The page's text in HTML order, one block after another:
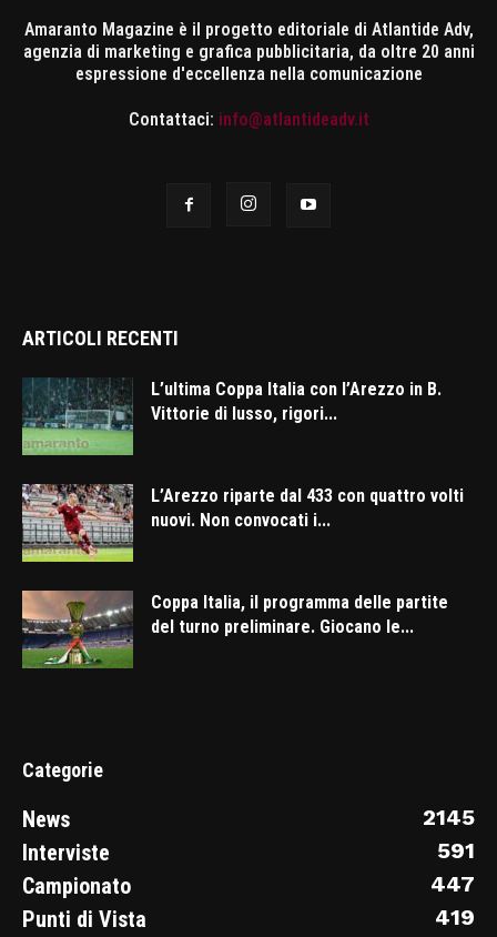
Amaranto Magazine è il progetto editoriale di Atlantide Adv,
agenzia di marketing e grafica pubblicitaria, da oltre 20 anni
espressione d'eccellenza nella comunicazione
Contattaci: info@atlantideadv.it
ARTICOLI RECENTI
L’ultima Coppa Italia con l’Arezzo in B.
Vittorie di lusso, rigori...
L’Arezzo riparte dal 433 con quattro volti
nuovi. Non convocati i...
Coppa Italia, il programma delle partite
del turno preliminare. Giocano le...
Categorie
News
2145
Interviste
591
Campionato
447
Punti di Vista
419